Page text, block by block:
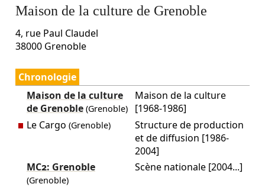
Maison de la culture de Grenoble
4, rue Paul Claudel
38000 Grenoble
Chronologie
Maison de la culture
de Grenoble(Grenoble)
Maison de la culture
[1968-1986]
Le Cargo (Grenoble)
Structure de production
et de diffusion [1986-
2004]
MC2: Grenoble
(Grenoble)
Scène nationale [2004...]